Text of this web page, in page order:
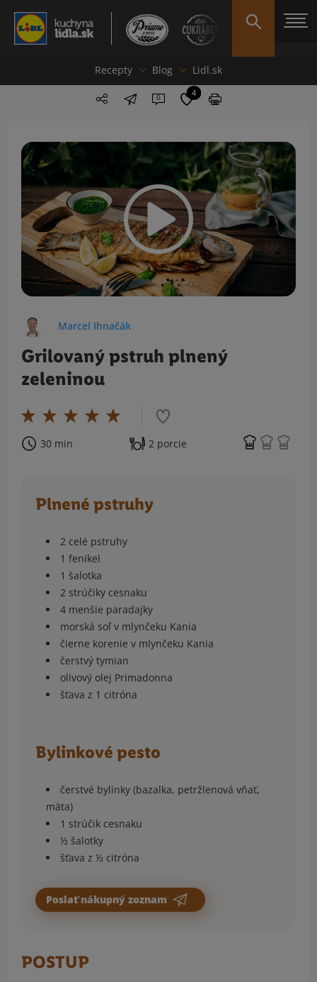
Recepty Blog Lidl.sk
0 4
Marcel Ihnačák
Grilovaný pstruh plnený
zeleninou
30 min 2 porcie
Plnené pstruhy
2 celé pstruhy
1 fenikel
1 šalotka
2 strúčiky cesnaku
4 menšie paradajky
morská soľ v mlynčeku Kania
čierne korenie v mlynčeku Kania
čerstvý tymian
olivový olej Primadonna
šťava z 1 citróna
Bylinkové pesto
čerstvé bylinky (bazalka, petržlenová vňať,
mäta)
1 strúčik cesnaku
½ šalotky
šťava z ½ citróna
Poslať nákupný zoznam
POSTUP